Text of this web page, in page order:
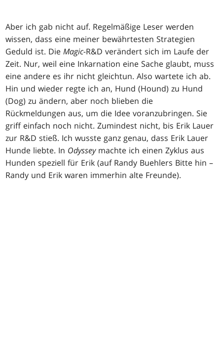
Aber ich gab nicht auf. Regelmäßige Leser werden
wissen, dass eine meiner bewährtesten Strategien
Geduld ist. DieMagic-R&D verändert sich im Laufe der
Zeit. Nur, weil eine Inkarnation eine Sache glaubt, muss
eine andere es ihr nicht gleichtun. Also wartete ich ab.
Hin und wieder regte ich an, Hund (Hound) zu Hund
(Dog) zu ändern, aber noch blieben die
Rückmeldungen aus, um die Idee voranzubringen. Sie
griff einfach noch nicht. Zumindest nicht, bis Erik Lauer
zur R&D stieß. Ich wusste ganz genau, dass Erik Lauer
Hunde liebte. In Odysseymachte ich einen Zyklus aus
Hunden speziell für Erik (auf Randy Buehlers Bitte hin –
Randy und Erik waren immerhin alte Freunde).